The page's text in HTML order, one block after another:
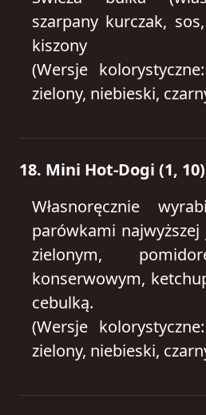
szarpany kurczak,
kiszony
(Wersje
zielony, niebieski,
18. Mini Hot-Dogi (1, 10)
Własnoręcznie
parówkami
zielonym,
konserwowym,
cebulką.
(Wersje
zielony, niebieski,